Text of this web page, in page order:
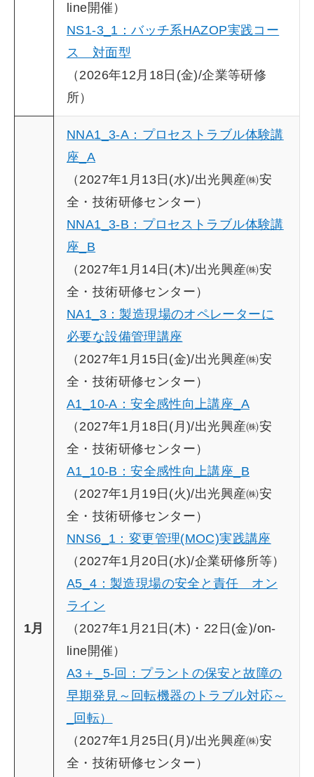
line開催）
NS1-3_1：バッチ系HAZOP実践コー
ス 対面型
（2026年12月18日(金)/企業等研修
所）
1月
NNA1_3-A：プロセストラブル体験講
座_A
（2027年1月13日(水)/出光興産㈱安
全・技術研修センター）
NNA1_3-B：プロセストラブル体験講
座_B
（2027年1月14日(木)/出光興産㈱安
全・技術研修センター）
NA1_3：製造現場のオペレーターに
必要な設備管理講座
（2027年1月15日(金)/出光興産㈱安
全・技術研修センター）
A1_10-A：安全感性向上講座_A
（2027年1月18日(月)/出光興産㈱安
全・技術研修センター）
A1_10-B：安全感性向上講座_B
（2027年1月19日(火)/出光興産㈱安
全・技術研修センター）
NNS6_1：変更管理(MOC)実践講座
（2027年1月20日(水)/企業研修所等）
A5_4：製造現場の安全と責任 オン
ライン
（2027年1月21日(木)・22日(金)/on-
line開催）
A3＋_5-回：プラントの保安と故障の
早期発見～回転機器のトラブル対応～
_回転）
（2027年1月25日(月)/出光興産㈱安
全・技術研修センター）